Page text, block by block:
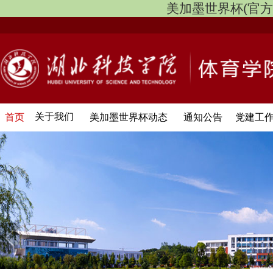
美加墨世界杯(官
首页 关于我们 美加墨世界杯动态 通知公告 党建工